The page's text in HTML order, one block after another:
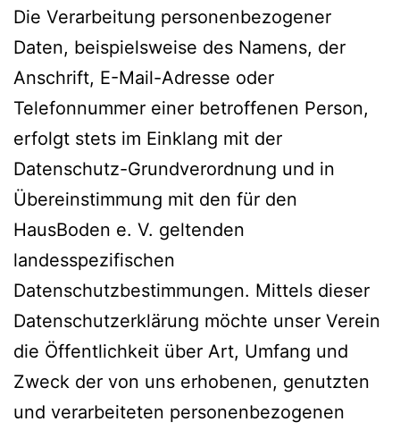
Die Verarbeitung personenbezogener
Daten, beispielsweise des Namens, der
Anschrift, E-Mail-Adresse oder
Telefonnummer einer betroffenen Person,
erfolgt stets im Einklang mit der
Datenschutz-Grundverordnung und in
Übereinstimmung mit den für den
HausBoden e. V. geltenden
landesspezifischen
Datenschutzbestimmungen. Mittels dieser
Datenschutzerklärung möchte unser Verein
die Öffentlichkeit über Art, Umfang und
Zweck der von uns erhobenen, genutzten
und verarbeiteten personenbezogenen